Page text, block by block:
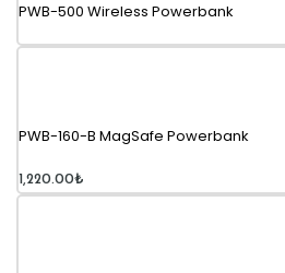
PWB-500 Wireless Powerbank
PWB-160-B MagSafe Powerbank
1,220.00₺